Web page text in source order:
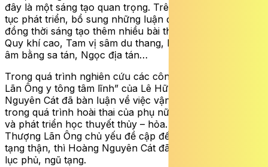
đây là một sáng tạo quan trọng. Trên cơ sở đó, ông tiếp
tục phát triển, bổ sung những luận điểm mới về tỳ vị,
đồng thời sáng tạo thêm nhiều bài thuốc điều trị như:
Quy khí cao, Tam vị sâm du thang, Hương nhữ tán, Tề
âm bằng sa tán, Ngọc địa tán…
Trong quá trình nghiên cứu các công trình “Hải Thượng
Lãn Ông y tông tâm lĩnh” của Lê Hữu Trác, Hoàng
Nguyên Cát đã bàn luận về việc vận dụng kinh dịch
trong quá trình hoài thai của phụ nữ, đồng thời bổ sung
và phát triển học thuyết thủy – hỏa. Nếu như Hải
Thượng Lãn Ông chủ yếu đề cập đến thủy – hỏa của
tạng thận, thì Hoàng Nguyên Cát đã mở rộng ra phạm vi
lục phủ, ngũ tạng.